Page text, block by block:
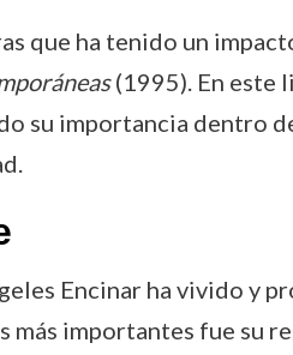
que ha tenido un
(1995). En este
su importancia dentro
Encinar ha vivido y
más importantes fue su